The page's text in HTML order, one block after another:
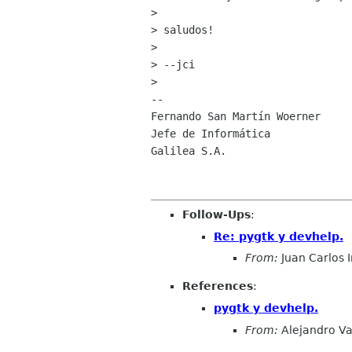
>
> saludos!
>
> --jci
>
--
Fernando San Martín Woerner
Jefe de Informática
Galilea S.A.
Follow-Ups:
Re: pygtk y devhelp.
From: Juan Carlos
References:
pygtk y devhelp.
From: Alejandro